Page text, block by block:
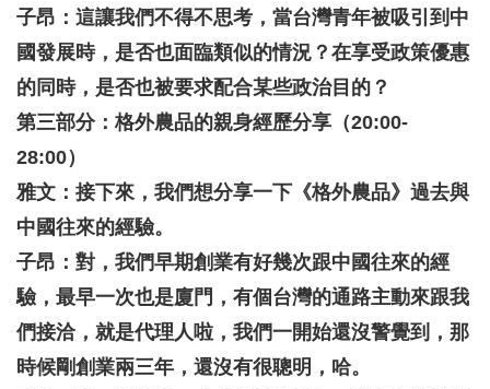
子昂：這讓我們不得不思考，當台灣青年被吸引到中
國發展時，是否也面臨類似的情況？在享受政策優惠
的同時，是否也被要求配合某些政治目的？
第三部分：格外農品的親身經歷分享（20:00-
28:00）
雅文：接下來，我們想分享一下《格外農品》過去與
中國往來的經驗。
子昂：對，我們早期創業有好幾次跟中國往來的經
驗，最早一次也是廈門，有個台灣的通路主動來跟我
們接洽，就是代理人啦，我們一開始還沒警覺到，那
時候剛創業兩三年，還沒有很聰明，哈。